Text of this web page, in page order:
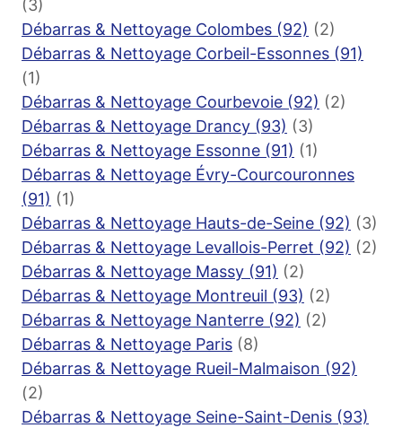
(3)
Débarras & Nettoyage Colombes (92) (2)
Débarras & Nettoyage Corbeil-Essonnes (91)
(1)
Débarras & Nettoyage Courbevoie (92) (2)
Débarras & Nettoyage Drancy (93) (3)
Débarras & Nettoyage Essonne (91) (1)
Débarras & Nettoyage Évry-Courcouronnes
(91) (1)
Débarras & Nettoyage Hauts-de-Seine (92) (3)
Débarras & Nettoyage Levallois-Perret (92) (2)
Débarras & Nettoyage Massy (91) (2)
Débarras & Nettoyage Montreuil (93) (2)
Débarras & Nettoyage Nanterre (92) (2)
Débarras & Nettoyage Paris (8)
Débarras & Nettoyage Rueil-Malmaison (92)
(2)
Débarras & Nettoyage Seine-Saint-Denis (93)